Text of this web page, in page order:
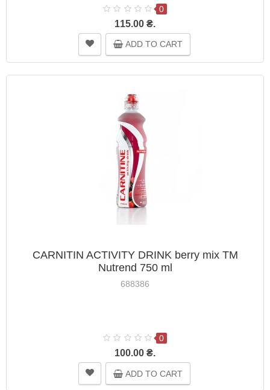
0
115.00 ₴.
ADD TO CART
CARNITIN ACTIVITY DRINK berry mix TM
Nutrend 750 ml
688386
0
100.00 ₴.
ADD TO CART